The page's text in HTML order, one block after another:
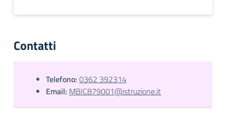
Contatti
Telefono: 0362 392314
Email: MBIC879001@istruzione.it